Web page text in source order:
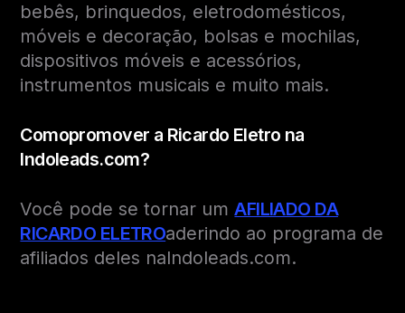
bebês, brinquedos, eletrodomésticos,
móveis e decoração, bolsas e mochilas,
dispositivos móveis e acessórios,
instrumentos musicais e muito mais.
Comopromover a Ricardo Eletro na
Indoleads.com?
Você pode se tornar umAFILIADO DA
RICARDO ELETROaderindo ao programa de
afiliados deles naIndoleads.com.